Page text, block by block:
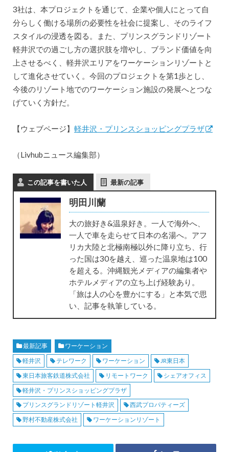
3社は、本プロジェクトを通じて、企業や個人にとって自
分らしく働ける場所の必要性を社会に提案し、そのライフ
スタイルの浸透を図る。また、プリンスグランドリゾート
軽井沢での過ごし方の選択肢を増やし、ブランド価値を向
上させるべく、軽井沢エリアをワーケーションリゾートと
して進化させていく。今回のプロジェクトを第1歩とし、
今後のリゾート地でのワーケーション施設の発展へとつな
げていく方針だ。
【ウェブページ】 軽井沢・プリンスショッピングプラザ
（Livhubニュース編集部）
この記事を書いた人 最新の記事
明田川蘭
大の旅好き&温泉好き。一人で海外へ、
一人で車を走らせて日本の名湯へ。アフ
リカ大陸と北極南極以外に降り立ち、行
った国は30を越え、巡った温泉地は100
を超える。沖縄観光メディアの編集者や
ホテルメディアの立ち上げ経験あり。
「旅は人の心を豊かにする」と本気で思
い、記事を執筆している。
最新記事
ワーケーション
軽井沢
テレワーク ワーケーション
JR東日本
東日本旅客鉄道株式会社
リモートワーク
シェアオフィス
軽井沢・プリンスショッピングプラザ
プリンスグランドリゾート軽井沢
西武プロパティーズ
野村不動産株式会社
ワーケーションリゾート